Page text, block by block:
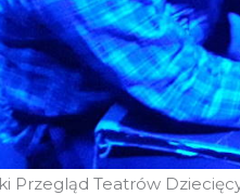
Przegląd Teatrów